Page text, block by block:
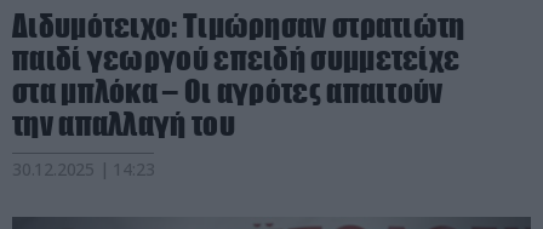
Διδυμότειχο: Τιμώρησαν στρατιώτη
παιδί γεωργού επειδή συμμετείχε
στα μπλόκα – Οι αγρότες απαιτούν
την απαλλαγή του
30.12.2025 | 14:23